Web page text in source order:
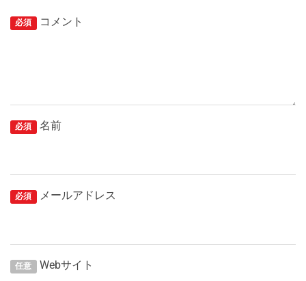
必須 コメント
必須 名前
必須 メールアドレス
任意 Webサイト